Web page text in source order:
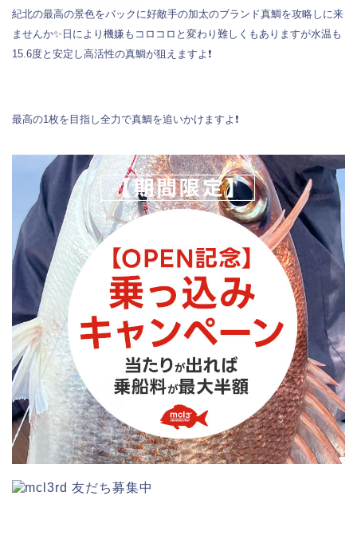
紀北の最高の景色をバックに好敵手の加太のブランド真鯛を攻略しに来
ませんか✨日により機嫌もコロコロと変わり難しくもありますが水温も
15.6度と安定し高活性の真鯛が狙えますよ❗️
最高の1枚を目指し全力で真鯛を追いかけますよ❗️